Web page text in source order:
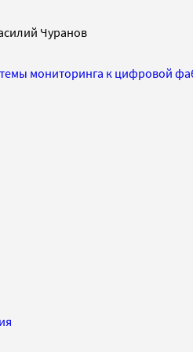
Чуранов
мониторинга к цифровой